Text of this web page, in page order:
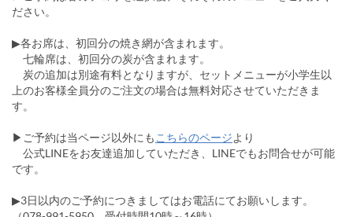
ださい。
▶各お席は、初回分の焼き網が含まれます。
七輪席は、初回分の炭が含まれます。
炭の追加は別途有料となりますが、セットメニューが小学生以
上のお客様全員分のご注文の場合は無料対応させていただきま
す。
▶ご予約は当ページ以外にも こちらのページより
公式LINEをお友達追加していただき、LINEでもお問合せが可能
です。
▶︎3日以内のご予約につきましてはお電話にてお願いします。